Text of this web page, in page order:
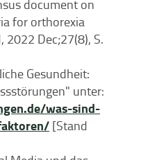
document on
for orthorexia
2022 Dec;27(8), S.
Gesundheit:
unter:
was-sind-
[Stand